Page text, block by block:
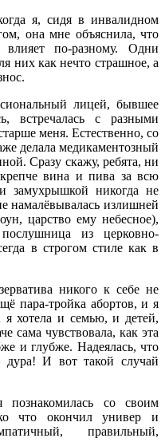
я, сидя в инвалидном
она мне объяснила, что
по-разному. Одни
них как нечто страшное, а
лицей, бывшее
встречалась с разными
меня. Естественно, со
делала медикаментозный
Сразу скажу, ребята, ни
вина и пива за всю
замухрышкой никогда не
намалёвывалась излишней
царство ему небесное),
из церковно-
в строгом стиле как в
никого к себе не
пара-тройка абортов, и я
хотела и семью, и детей,
сама чувствовала, как эта
и глубже. Надеялась, что
И вот такой случай
со своим
что окончил универ и
правильный,